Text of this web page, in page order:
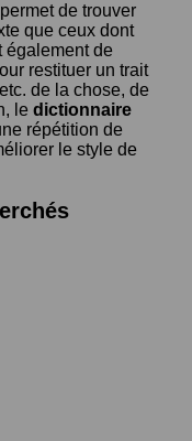
permet de trouver
que ceux dont
également de
restituer un trait
de la chose, de
le dictionnaire
répétition de
le style de